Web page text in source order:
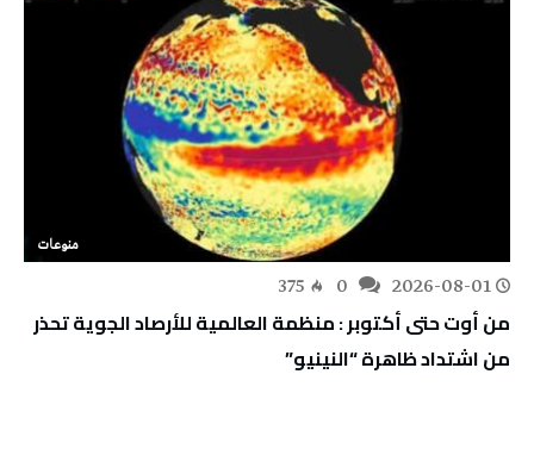
منوعات
2026-08-01
375
من أوت حتى أكتوبر : منظمة العالمية للأرصاد الجوية تحذر
من اشتداد ظاهرة “النينيو”